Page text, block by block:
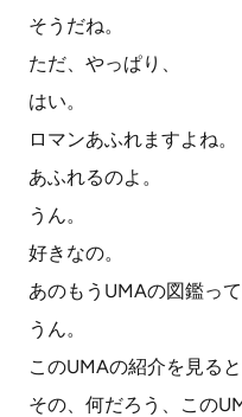
そうだね。
ただ、やっぱり、
はい。
ロマンあふれますよね。
あふれるのよ。
うん。
好きなの。
あのもうUMAの図鑑って
うん。
このUMAの紹介を見ると
その、何だろう、この